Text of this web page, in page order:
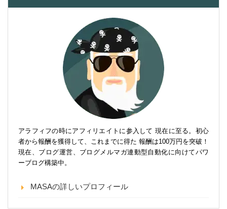
アラフィフの時にアフィリエイトに参入して 現在に至る。初心
者から報酬を獲得して、これまでに得た 報酬は100万円を突破！
現在、ブログ運営、ブログメルマガ連動型自動化に向けてパワ
ーブログ構築中。
MASAの詳しいプロフィール